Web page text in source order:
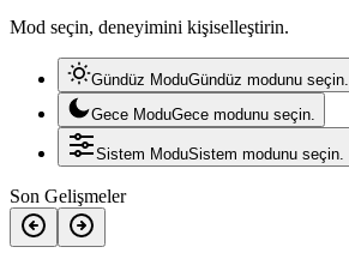
Mod seçin, deneyimini kişiselleştirin.
Gündüz ModuGündüz modunu seçin.
Gece ModuGece modunu seçin.
Sistem ModuSistem modunu seçin.
Son Gelişmeler